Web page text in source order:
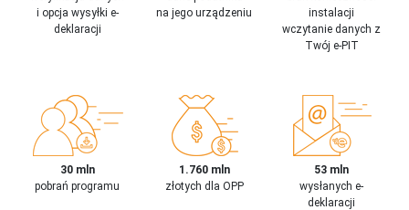
i opcja wysyłki e-
deklaracji
na jego urządzeniu
instalacji
wczytanie danych z
Twój e-PIT
30 mln
pobrań programu
1.760 mln
złotych dla OPP
53 mln
wysłanych e-
deklaracji